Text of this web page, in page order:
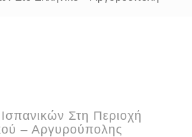
Στη Περιοχή
– Αργυρούπολης